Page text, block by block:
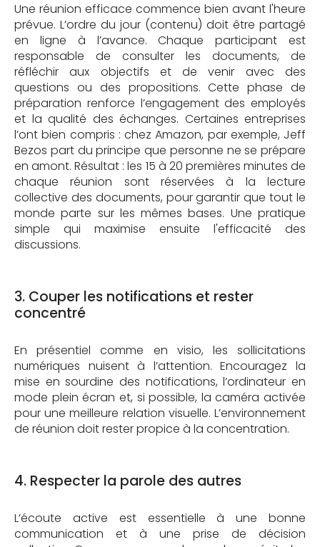
Une réunion efficace commence bien avant l'heure
prévue. L’ordre du jour (contenu) doit être partagé
en ligne à l’avance. Chaque participant est
responsable de consulter les documents, de
réfléchir aux objectifs et de venir avec des
questions ou des propositions. Cette phase de
préparation renforce l’engagement des employés
et la qualité des échanges. Certaines entreprises
l’ont bien compris : chez Amazon, par exemple, Jeff
Bezos part du principe que personne ne se prépare
en amont. Résultat : les 15 à 20 premières minutes de
chaque réunion sont réservées à la lecture
collective des documents, pour garantir que tout le
monde parte sur les mêmes bases. Une pratique
simple qui maximise ensuite l'efficacité des
discussions.
3. Couper les notifications et rester
concentré
En présentiel comme en visio, les sollicitations
numériques nuisent à l’attention. Encouragez la
mise en sourdine des notifications, l’ordinateur en
mode plein écran et, si possible, la caméra activée
pour une meilleure relation visuelle. L’environnement
de réunion doit rester propice à la concentration.
4. Respecter la parole des autres
L’écoute active est essentielle à une bonne
communication et à une prise de décision